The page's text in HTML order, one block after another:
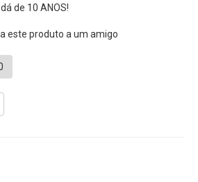
de 10 ANOS!
este produto a um amigo